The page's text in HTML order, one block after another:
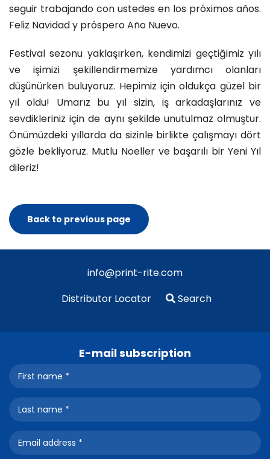
seguir trabajando con ustedes en los próximos años.
Feliz Navidad y próspero Año Nuevo.
Festival sezonu yaklaşırken, kendimizi geçtiğimiz yılı
ve işimizi şekillendirmemize yardımcı olanları
düşünürken buluyoruz. Hepimiz için oldukça güzel bir
yıl oldu! Umarız bu yıl sizin, iş arkadaşlarınız ve
sevdikleriniz için de aynı şekilde unutulmaz olmuştur.
Önümüzdeki yıllarda da sizinle birlikte çalışmayı dört
gözle bekliyoruz. Mutlu Noeller ve başarılı bir Yeni Yıl
dileriz!
Back to previous page
info@print-rite.com
Distributor Locator
Search
E-mail subscription